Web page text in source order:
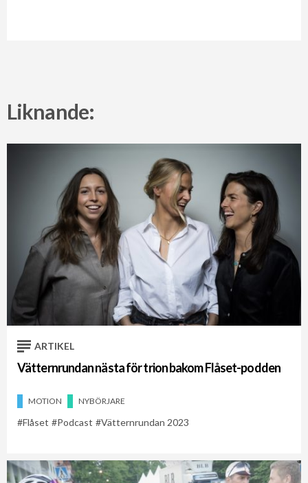
Liknande:
ARTIKEL
Vätternrundan nästa för trion bakom Flåset-podden
MOTION NYBÖRJARE
Flåset Podcast Vätternrundan 2023